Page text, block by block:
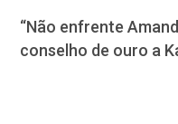
“Não enfrente
conselho de ouro a